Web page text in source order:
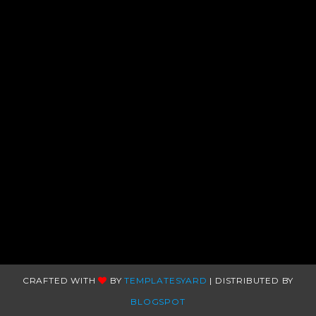
CRAFTED WITH BYTEMPLATESYARD | DISTRIBUTED BY
BLOGSPOT